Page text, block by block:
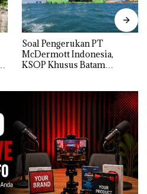
‎Soal Pengerukan PT
McDermott Indonesia,
KSOP Khusus Batam